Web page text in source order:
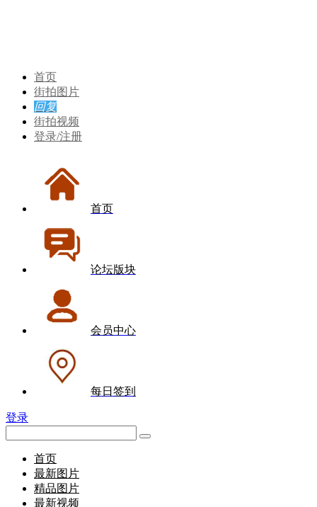
首页
街拍图片
回复
街拍视频
登录/注册
首页
论坛版块
会员中心
每日签到
登录
首页
最新图片
精品图片
最新视频